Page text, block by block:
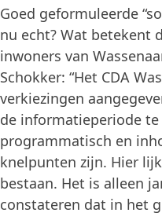
Goed geformuleerde
nu echt? Wat betekent
inwoners van
Schokker: “Het CDA
verkiezingen
de informatieperiode
programmatisch en
knelpunten zijn. Hier
bestaan. Het is alleen
constateren dat in het